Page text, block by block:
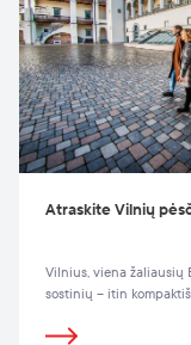
ten, kur dažniausiai
vietiniai. Tuomet tikrai
jaukus yra Vilnius. Štai
būtinai
Atraskite Vilnių
Vilnius, viena žaliausių
sostinių – itin